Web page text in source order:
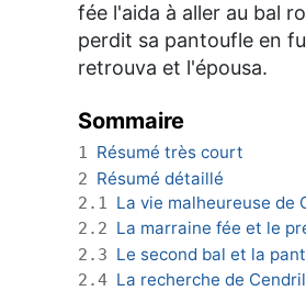
fée l'aida à aller au bal
perdit sa pantoufle en
retrouva et l'épousa.
Sommaire
1 Résumé très court
2 Résumé détaillé
2.1 La vie malheureuse de
2.2 La marraine fée et le
2.3 Le second bal et la
2.4 La recherche de